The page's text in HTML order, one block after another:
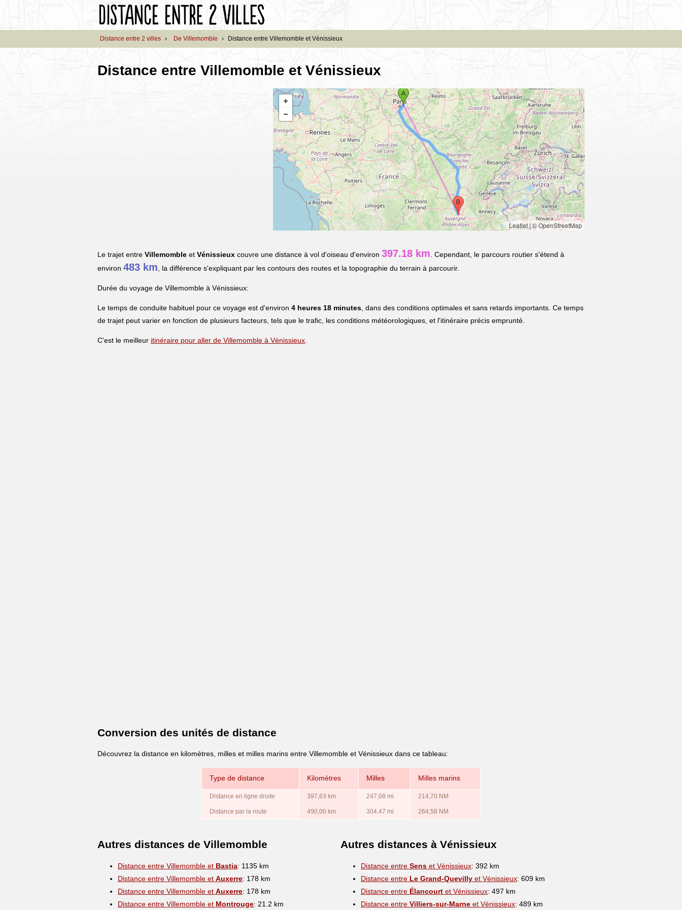
Distance entre 2 villes › De Villemomble › Distance entre Villemomble et Vénissieux
Distance entre Villemomble et Vénissieux
Leaflet|© OpenStreetMap
Le trajet entre Villemomble et Vénissieux couvre une distance à vol d'oiseau d'environ 397.18 km . Cependant, le parcours routier s'étend à
environ 483 km , la différence s'expliquant par les contours des routes et la topographie du terrain à parcourir.
Durée du voyage de Villemomble à Vénissieux:
Le temps de conduite habituel pour ce voyage est d'environ 4 heures 18 minutes , dans des conditions optimales et sans retards importants. Ce temps
de trajet peut varier en fonction de plusieurs facteurs, tels que le trafic, les conditions météorologiques, et l'itinéraire précis emprunté.
C'est le meilleur itinéraire pour aller de Villemomble à Vénissieux
Conversion des unités de distance
Découvrez la distance en kilomètres, milles et milles marins entre Villemomble et Vénissieux dans ce tableau:
Type de distance Kilomètres Milles Milles marins
Distance en ligne droite 397,63 km 247,08 mi 214,70 NM
Distance par la route 490,00 km 304,47 mi 264,58 NM
Autres distances de Villemomble
Distance entre Villemomble et Bastia: 1135 km
Distance entre Villemomble et Auxerre: 178 km
Distance entre Villemomble et Auxerre: 178 km
Distance entre Villemomble et Montrouge: 21.2 km
Autres distances à Vénissieux
Distance entre Sens et Vénissieux: 392 km
Distance entre Le Grand-Quevilly et Vénissieux: 609 km
Distance entre Élancourt et Vénissieux: 497 km
Distance entre Villiers-sur-Marne et Vénissieux: 489 km